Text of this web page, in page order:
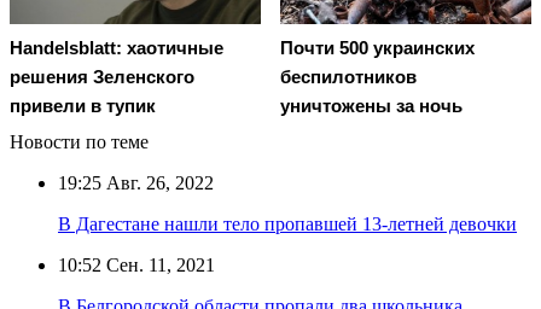
Handelsblatt: хаотичные
решения Зеленского
привели в тупик
Почти 500 украинских
беспилотников
уничтожены за ночь
Новости по теме
19:25 Авг. 26, 2022
В Дагестане нашли тело пропавшей 13-летней девочки
10:52 Сен. 11, 2021